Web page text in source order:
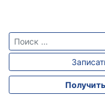
АЛЛЕРГОДИАГНОСТИКА
КАЛА